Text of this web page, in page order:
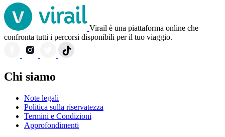
Virail è una piattaforma online che
confronta tutti i percorsi disponibili per il tuo viaggio.
Chi siamo
Note legali
Politica sulla riservatezza
Termini e Condizioni
Approfondimenti